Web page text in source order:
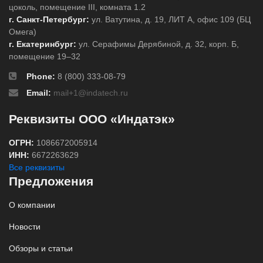
цоколь, помещение III, комната 1.2
г. Санкт-Петербург: ул. Ватутина, д. 19, ЛИТ А, офис 109 (БЦ
Омега)
г. Екатеринбург: ул. Серафимы Дерябиной, д. 32, корп. Б,
помещение 19–32
Phone: 8 (800) 333-08-79
Email: mail+1@indatech.ru
Реквизиты ООО «Индатэк»
ОГРН: 1086672005914
ИНН: 6672263629
Все реквизиты
Предложения
О компании
Новости
Обзоры и статьи